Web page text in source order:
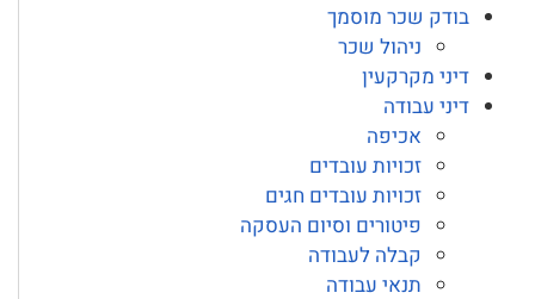
בודק שכר מוסמך
ניהול שכר
דיני מקרקעין
דיני עבודה
אכיפה
זכויות עובדים
זכויות עובדים חגים
פיטורים וסיום העסקה
קבלה לעבודה
תנאי עבודה